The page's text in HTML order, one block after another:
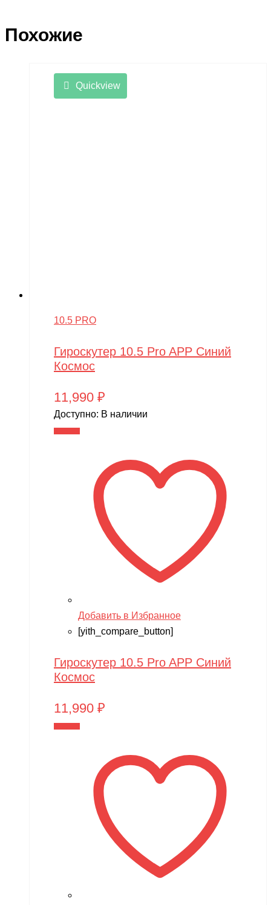
Похожие
Quickview
10.5 PRO
Гироскутер 10.5 Pro APP Синий
Космос
11,990 ₽
Доступно: В наличии
Добавить в Избранное
[yith_compare_button]
Гироскутер 10.5 Pro APP Синий
Космос
11,990 ₽